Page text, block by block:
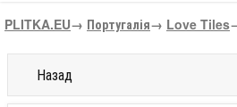
PLITKA.EU→ Португалія→ Love Tiles
Назад